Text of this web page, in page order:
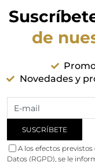
de
Novedades y
A los efectos
Datos (RGPD), se le